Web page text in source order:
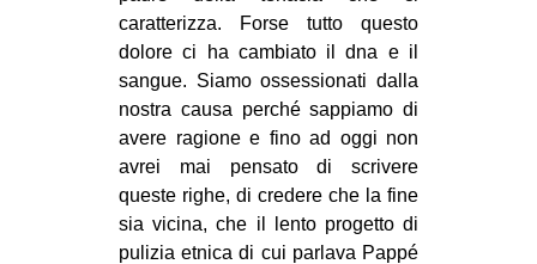
caratterizza. Forse tutto questo
dolore ci ha cambiato il dna e il
sangue. Siamo ossessionati dalla
nostra causa perché sappiamo di
avere ragione e fino ad oggi non
avrei mai pensato di scrivere
queste righe, di credere che la fine
sia vicina, che il lento progetto di
pulizia etnica di cui parlava Pappé